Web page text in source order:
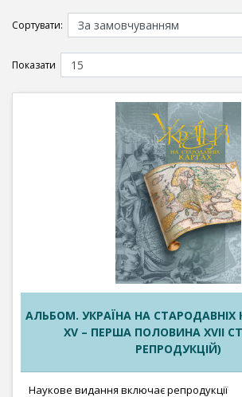
Сортувати:
Показати
АЛЬБОМ. УКРАЇНА НА СТАРОДАВНІХ
ХV – ПЕРША ПОЛОВИНА XVII
РЕПРОДУКЦІЙ)
Наукове видання включає репродукції